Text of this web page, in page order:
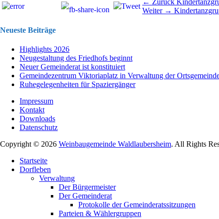
Beitragsnavigation ← Zurück
Beitrag:
Weiter → Nächster
Neueste Beiträge
Highlights 2026
Neugestaltung des Friedhofs beginnt
Neuer Gemeinderat ist konstituiert
Gemeindezentrum Viktoriaplatz in Verwaltung der
Ruhegelegenheiten für Spaziergänger
Impressum
Kontakt
Downloads
Datenschutz
Copyright © 2026 Weinbaugemeinde Waldlaubersheim. All Rights
oben
scrollen
Startseite
Dorfleben
Verwaltung
Der Bürgermeister
Der Gemeinderat
Protokolle der Gemeinderatssitzungen
Parteien & Wählergruppen